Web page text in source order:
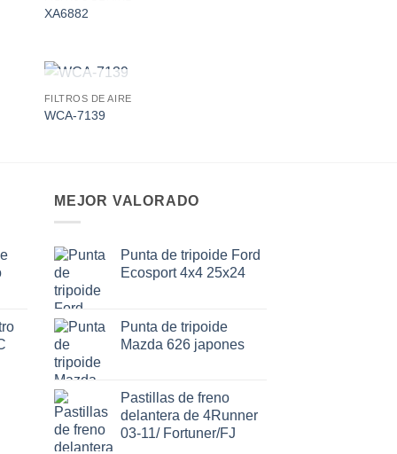
XA6882
AGOTADO
FILTROS DE AIRE
WCA-7139
MEJOR VALORADO
Punta de tripoide Ford
Ecosport 4x4 25x24
Punta de tripoide
Mazda 626 japones
Pastillas de freno
delantera de 4Runner
03-11/ Fortuner/FJ